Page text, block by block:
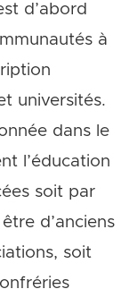
d’abord
à
universités.
dans le
l’éducation
soit par
d’anciens
soit